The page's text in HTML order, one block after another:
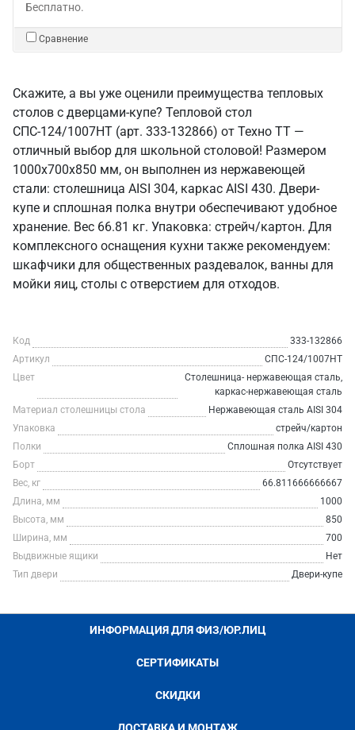
Бесплатно.
Сравнение
Скажите, а вы уже оценили преимущества тепловых
столов с дверцами-купе? Тепловой стол
СПС-124/1007НТ (арт. 333-132866) от Техно ТТ —
отличный выбор для школьной столовой! Размером
1000x700x850 мм, он выполнен из нержавеющей
стали: столешница AISI 304, каркас AISI 430. Двери-
купе и сплошная полка внутри обеспечивают удобное
хранение. Вес 66.81 кг. Упаковка: стрейч/картон. Для
комплексного оснащения кухни также рекомендуем:
шкафчики для общественных раздевалок, ванны для
мойки яиц, столы с отверстием для отходов.
Код
333-132866
Артикул
СПС-124/1007НТ
Цвет
Столешница- нержавеющая сталь,
каркас-нержавеющая сталь
Материал столешницы стола
Нержавеющая сталь AISI 304
Упаковка
стрейч/картон
Полки
Сплошная полка AISI 430
Борт
Отсутствует
Вес, кг
66.811666666667
Длина, мм
1000
Высота, мм
850
Ширина, мм
700
Выдвижные ящики
Нет
Тип двери
Двери-купе
ИНФОРМАЦИЯ ДЛЯ ФИЗ/ЮР.ЛИЦ
СЕРТИФИКАТЫ
СКИДКИ